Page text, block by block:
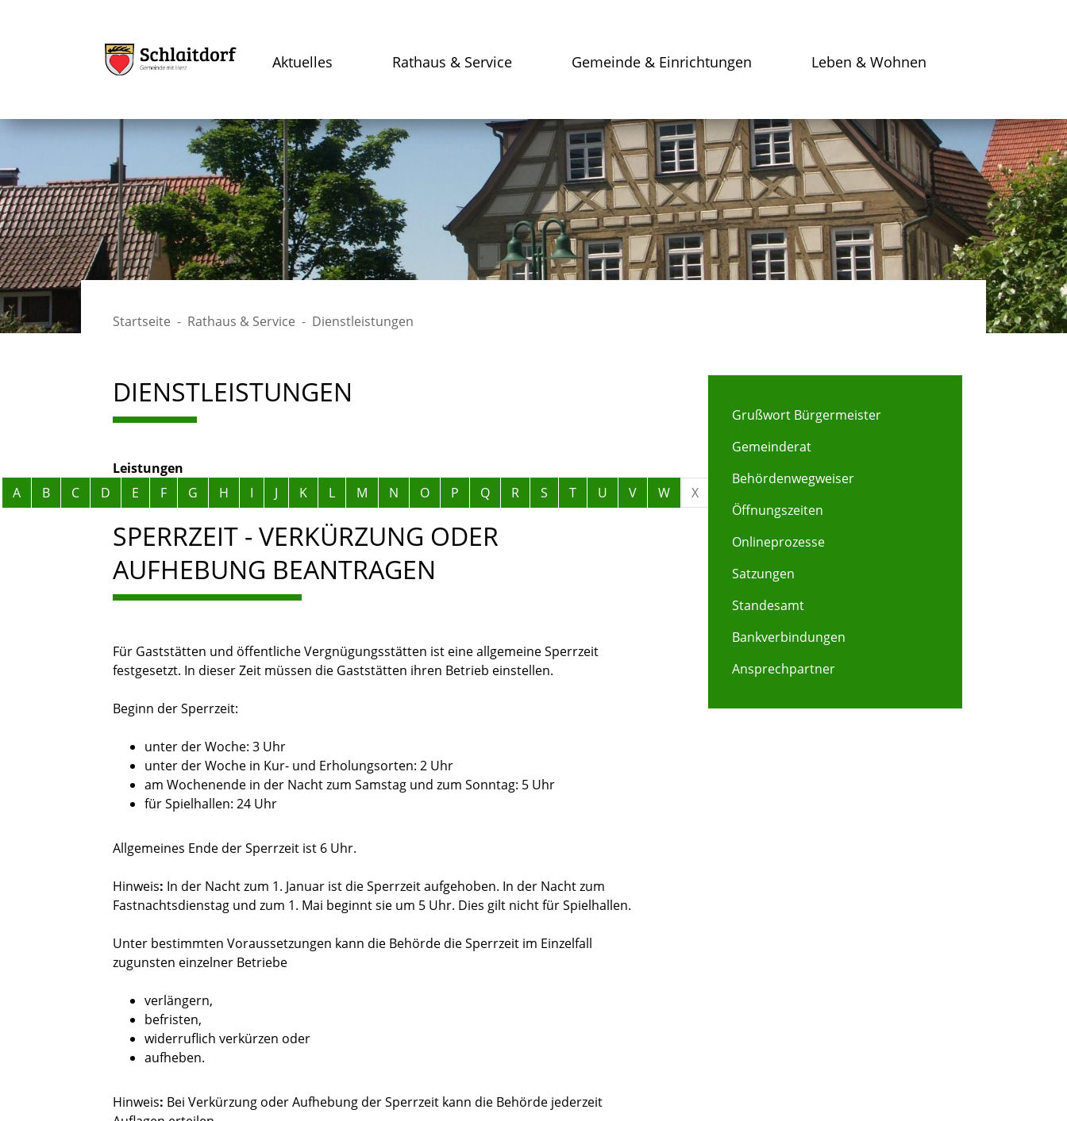
Aktuelles Rathaus & Service Gemeinde & Einrichtungen Leben & Wohnen
Startseite Rathaus & Service Dienstleistungen
DIENSTLEISTUNGEN
Leistungen
Alphabetisches Register überspringen
A B C D E F G H I J K L M N O P Q R S T U V W X
SPERRZEIT - VERKÜRZUNG ODER
AUFHEBUNG BEANTRAGEN
Für Gaststätten und öffentliche Vergnügungsstätten ist eine allgemeine Sperrzeit
festgesetzt. In dieser Zeit müssen die Gaststätten ihren Betrieb einstellen.
Beginn der Sperrzeit:
unter der Woche: 3 Uhr
unter der Woche in Kur- und Erholungsorten: 2 Uhr
am Wochenende in der Nacht zum Samstag und zum Sonntag: 5 Uhr
für Spielhallen: 24 Uhr
Allgemeines Ende der Sperrzeit ist 6 Uhr.
Hinweis: In der Nacht zum 1. Januar ist die Sperrzeit aufgehoben. In der Nacht zum
Fastnachtsdienstag und zum 1. Mai beginnt sie um 5 Uhr. Dies gilt nicht für Spielhallen.
Unter bestimmten Voraussetzungen kann die Behörde die Sperrzeit im Einzelfall
zugunsten einzelner Betriebe
verlängern,
befristen,
widerruflich verkürzen oder
aufheben.
Hinweis: Bei Verkürzung oder Aufhebung der Sperrzeit kann die Behörde jederzeit
Grußwort Bürgermeister
Gemeinderat
Behördenwegweiser
Öffnungszeiten
Onlineprozesse
Satzungen
Standesamt
Bankverbindungen
Ansprechpartner